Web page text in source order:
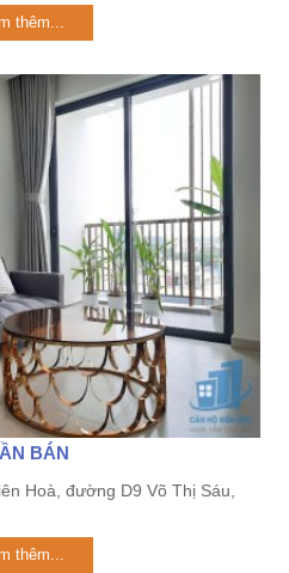
thêm...
BÁN
Hoà, đường D9 Võ Thị Sáu,
thêm...